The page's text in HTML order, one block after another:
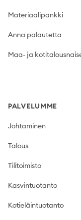
Materiaalipankki
Anna palautetta
Maa- ja
PALVELUMME
Johtaminen
Talous
Tilitoimisto
Kasvintuotanto
Kotieläintuotanto